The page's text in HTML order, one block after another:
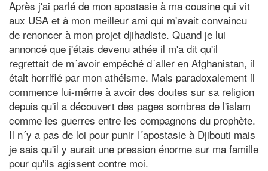
Après j'ai parlé de mon apostasie à ma cousine qui vit
aux USA et à mon meilleur ami qui m'avait convaincu
de renoncer à mon projet djihadiste. Quand je lui
annoncé que j'étais devenu athée il m'a dit qu'il
regrettait de m´avoir empêché d´aller en Afghanistan, il
était horrifié par mon athéisme. Mais paradoxalement il
commence lui-même à avoir des doutes sur sa religion
depuis qu'il a découvert des pages sombres de l'islam
comme les guerres entre les compagnons du prophète.
Il n´y a pas de loi pour punir l´apostasie à Djibouti mais
je sais qu'il y aurait une pression énorme sur ma famille
pour qu'ils agissent contre moi.